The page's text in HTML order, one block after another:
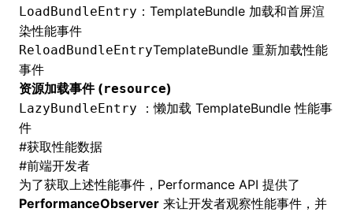
LoadBundleEntry ： TemplateBundle 加载和首屏渲
染性能事件
ReloadBundleEntryTemplateBundle 重新加载性能
事件
资源加载事件 (resource)
LazyBundleEntry ：懒加载 TemplateBundle 性能事
件
#获取性能数据
#前端开发者
为了获取上述性能事件，Performance API 提供了
PerformanceObserver 来让开发者观察性能事件，并